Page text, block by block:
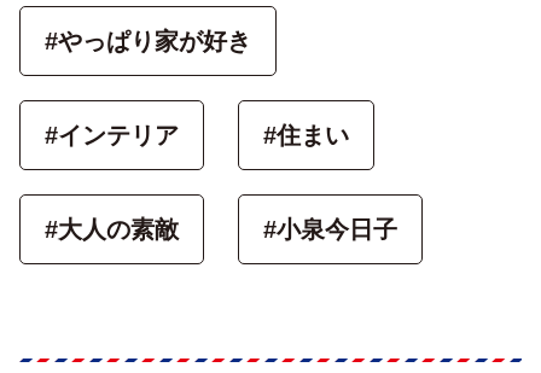
#やっぱり家が好き
#インテリア #住まい
#大人の素敵 #小泉今日子